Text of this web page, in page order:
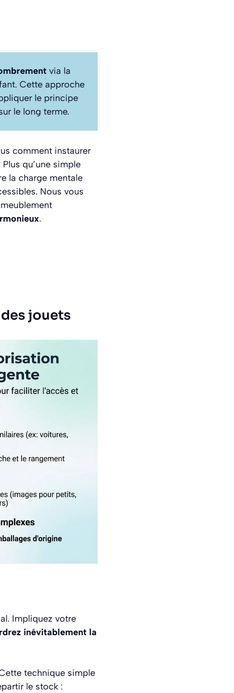
via la
Cette approche
le principe
le long terme.
comment instaurer
qu’une simple
la charge mentale
Nous vous
.
jouets
Impliquez votre
inévitablement la
technique simple
le stock :